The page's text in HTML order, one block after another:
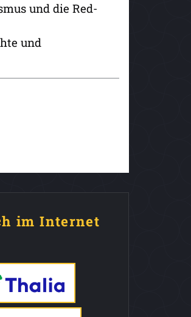
und die Red-
und
im Internet